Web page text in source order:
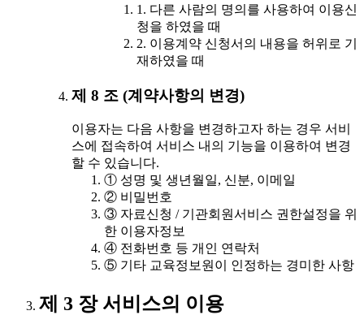
1. 다른 사람의 명의를 사용하여 이용신
청을 하였을 때
2. 이용계약 신청서의 내용을 허위로 기
재하였을 때
제 8 조 (계약사항의 변경)
이용자는 다음 사항을 변경하고자 하는 경우 서비
스에 접속하여 서비스 내의 기능을 이용하여 변경
할 수 있습니다.
① 성명 및 생년월일, 신분, 이메일
② 비밀번호
③ 자료신청 / 기관회원서비스 권한설정을 위
한 이용자정보
④ 전화번호 등 개인 연락처
⑤ 기타 교육정보원이 인정하는 경미한 사항
제 3 장 서비스의 이용